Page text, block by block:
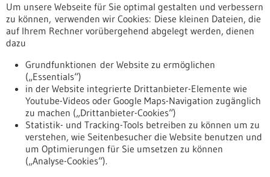
Erscheinungsdatum
Nach oben
Um unsere Webseite für Sie optimal gestalten und verbessern
zu können, verwenden wir Cookies: Diese kleinen Dateien, die
auf Ihrem Rechner vorübergehend abgelegt werden, dienen
dazu
Grundfunktionen der Website zu ermöglichen
(„Essentials“)
in der Website integrierte Drittanbieter-Elemente wie
Youtube-Videos oder Google Maps-Navigation zugänglich
zu machen („Drittanbieter-Cookies“)
Statistik- und Tracking-Tools betreiben zu können um zu
verstehen, wie Seitenbesucher die Website benutzen und
um Optimierungen für Sie umsetzen zu können
(„Analyse-Cookies“).